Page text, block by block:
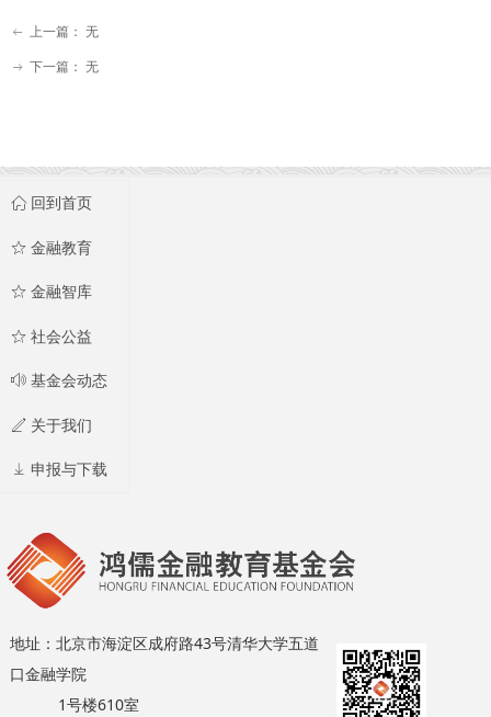
ꂃ 上一篇： 无
ꁹ 下一篇： 无
地址：北京市海淀区成府路43号清华大学五道
口金融学院
1号楼610室
ꀇ 回到首页
ꄃ 金融教育
ꄃ 金融智库
ꄃ 社会公益
ꂗ 基金会动态
ꄅ 关于我们
ꄈ 申报与下载